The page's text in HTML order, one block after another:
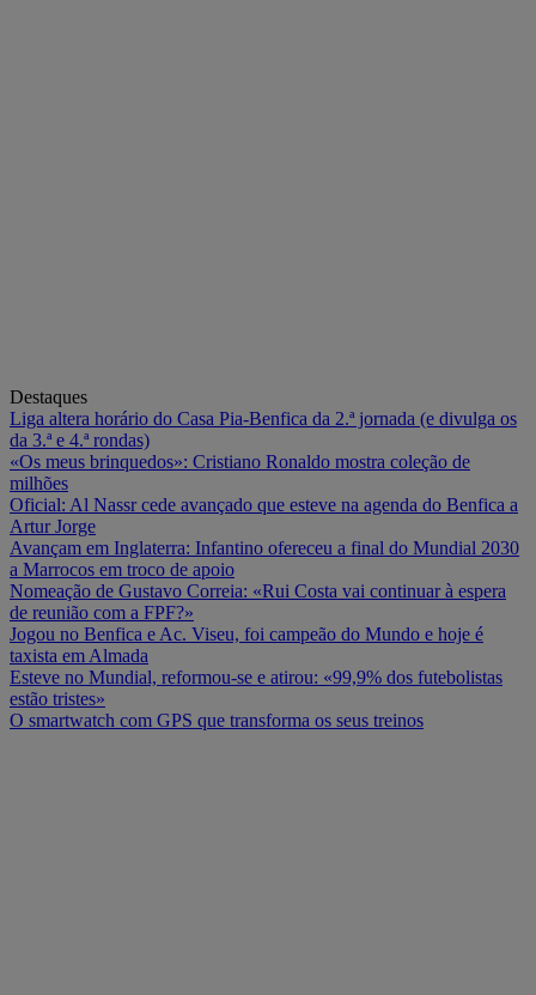
Destaques
Liga altera horário do Casa Pia-Benfica da 2.ª jornada (e divulga os
da 3.ª e 4.ª rondas)
«Os meus brinquedos»: Cristiano Ronaldo mostra coleção de
milhões
Oficial: Al Nassr cede avançado que esteve na agenda do Benfica a
Artur Jorge
Avançam em Inglaterra: Infantino ofereceu a final do Mundial 2030
a Marrocos em troco de apoio
Nomeação de Gustavo Correia: «Rui Costa vai continuar à espera
de reunião com a FPF?»
Jogou no Benfica e Ac. Viseu, foi campeão do Mundo e hoje é
taxista em Almada
Esteve no Mundial, reformou-se e atirou: «99,9% dos futebolistas
estão tristes»
O smartwatch com GPS que transforma os seus treinos